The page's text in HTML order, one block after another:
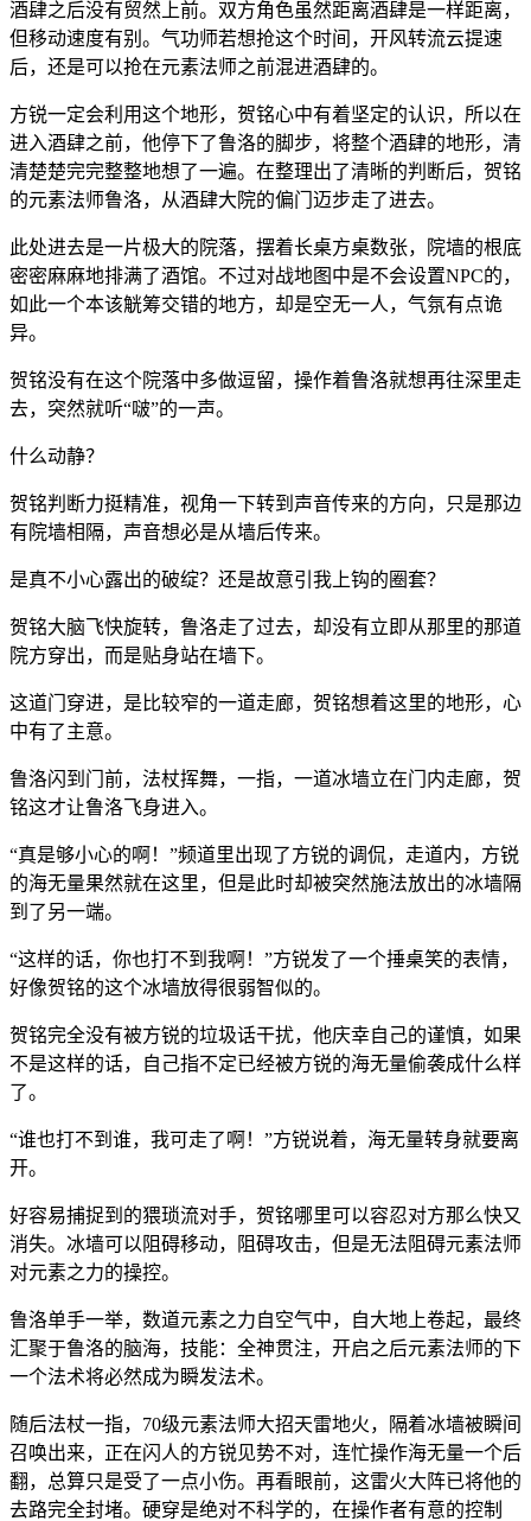
酒肆之后没有贸然上前。双方角色虽然距离酒肆是一样距离，
但移动速度有别。气功师若想抢这个时间，开风转流云提速
后，还是可以抢在元素法师之前混进酒肆的。
方锐一定会利用这个地形，贺铭心中有着坚定的认识，所以在
进入酒肆之前，他停下了鲁洛的脚步，将整个酒肆的地形，清
清楚楚完完整整地想了一遍。在整理出了清晰的判断后，贺铭
的元素法师鲁洛，从酒肆大院的偏门迈步走了进去。
此处进去是一片极大的院落，摆着长桌方桌数张，院墙的根底
密密麻麻地排满了酒馆。不过对战地图中是不会设置NPC的，
如此一个本该觥筹交错的地方，却是空无一人，气氛有点诡
异。
贺铭没有在这个院落中多做逗留，操作着鲁洛就想再往深里走
去，突然就听“啵”的一声。
什么动静？
贺铭判断力挺精准，视角一下转到声音传来的方向，只是那边
有院墙相隔，声音想必是从墙后传来。
是真不小心露出的破绽？还是故意引我上钩的圈套？
贺铭大脑飞快旋转，鲁洛走了过去，却没有立即从那里的那道
院方穿出，而是贴身站在墙下。
这道门穿进，是比较窄的一道走廊，贺铭想着这里的地形，心
中有了主意。
鲁洛闪到门前，法杖挥舞，一指，一道冰墙立在门内走廊，贺
铭这才让鲁洛飞身进入。
“真是够小心的啊！”频道里出现了方锐的调侃，走道内，方锐
的海无量果然就在这里，但是此时却被突然施法放出的冰墙隔
到了另一端。
“这样的话，你也打不到我啊！”方锐发了一个捶桌笑的表情，
好像贺铭的这个冰墙放得很弱智似的。
贺铭完全没有被方锐的垃圾话干扰，他庆幸自己的谨慎，如果
不是这样的话，自己指不定已经被方锐的海无量偷袭成什么样
了。
“谁也打不到谁，我可走了啊！”方锐说着，海无量转身就要离
开。
好容易捕捉到的猥琐流对手，贺铭哪里可以容忍对方那么快又
消失。冰墙可以阻碍移动，阻碍攻击，但是无法阻碍元素法师
对元素之力的操控。
鲁洛单手一举，数道元素之力自空气中，自大地上卷起，最终
汇聚于鲁洛的脑海，技能：全神贯注，开启之后元素法师的下
一个法术将必然成为瞬发法术。
随后法杖一指，70级元素法师大招天雷地火，隔着冰墙被瞬间
召唤出来，正在闪人的方锐见势不对，连忙操作海无量一个后
翻，总算只是受了一点小伤。再看眼前，这雷火大阵已将他的
去路完全封堵。硬穿是绝对不科学的，在操作者有意的控制